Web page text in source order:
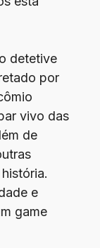
detetive
por
vivo das
de
e
game